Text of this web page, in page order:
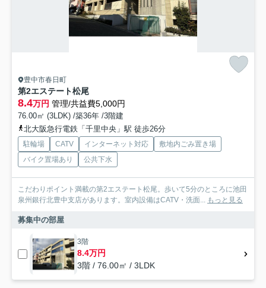
豊中市春日町
第2エステート松尾
8.4万円 管理/共益費5,000円
76.00㎡ (3LDK) /築36年 /3階建
北大阪急行電鉄「千里中央」駅 徒歩26分
駐輪場 CATV インターネット対応
敷地内ごみ置き場
バイク置場あり
公共下水
こだわりポイント満載の第2エステート松尾。歩いて5分のところに池田
泉州銀行北豊中支店があります。室内設備はCATV・洗面... もっと見る
募集中の部屋
3階
8.4万円
3階 / 76.00㎡ / 3LDK